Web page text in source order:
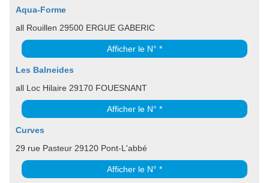
Aqua-Forme
all Rouillen 29500 ERGUE GABERIC
Afficher le N° *
Les Balneides
all Loc Hilaire 29170 FOUESNANT
Afficher le N° *
Curves
29 rue Pasteur 29120 Pont-L'abbé
Afficher le N° *